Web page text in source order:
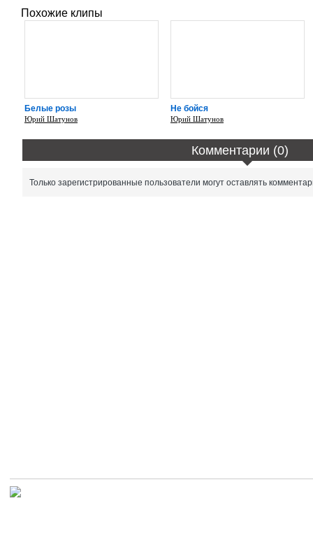
Похожие клипы
Белые розы
Юрий Шатунов
Не бойся
Юрий Шатунов
Комментарии (0)
Только зарегистрированные пользователи могут оставлять